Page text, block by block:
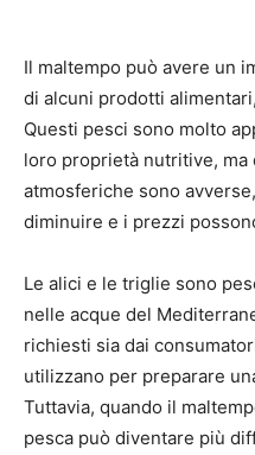
Il maltempo può avere un
di alcuni prodotti
Questi pesci sono molto
loro proprietà nutritive, ma
atmosferiche sono
diminuire e i prezzi
Le alici e le triglie sono
nelle acque del
richiesti sia dai
utilizzano per preparare
Tuttavia, quando il
pesca può diventare più